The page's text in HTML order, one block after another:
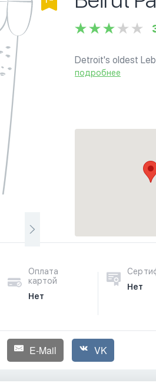
Detroit's oldest
dining restaurant
подробнее
Оплата
картой
Нет
Нет
E-Mail VK